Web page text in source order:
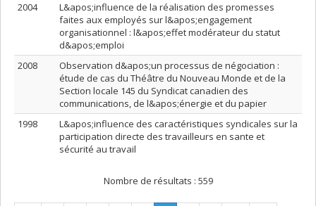
2004
L&apos;influence de la réalisation des promesses
faites aux employés sur l&apos;engagement
organisationnel : l&apos;effet modérateur du statut
d&apos;emploi
2008
Observation d&apos;un processus de négociation :
étude de cas du Théâtre du Nouveau Monde et de la
Section locale 145 du Syndicat canadien des
communications, de l&apos;énergie et du papier
1998
L&apos;influence des caractéristiques syndicales sur la
participation directe des travailleurs en sante et
sécurité au travail
Nombre de résultats : 559